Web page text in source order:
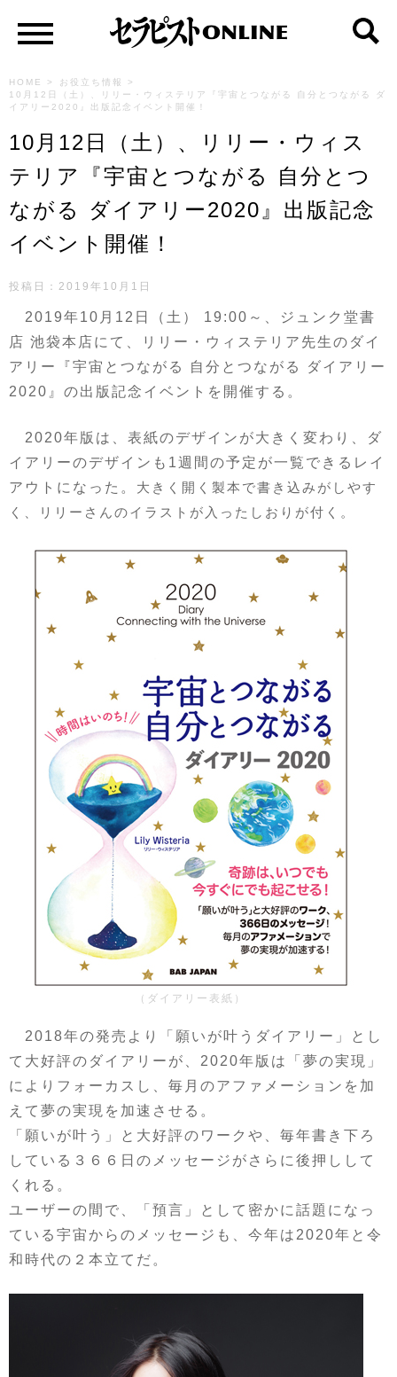
HOME > お役立ち情報
>
10月12日（土）、リリー・ウィステリア『宇宙とつながる 自分とつながる ダ
イアリー2020』出版記念イベント開催！
10月12日（土）、リリー・ウィス
テリア『宇宙とつながる 自分とつ
ながる ダイアリー2020』出版記念
イベント開催！
投稿日：2019年10月1日
2019年10月12日（土） 19:00～、ジュンク堂書
店 池袋本店にて、リリー・ウィステリア先生のダイ
アリー『宇宙とつながる 自分とつながる ダイアリー
2020』の出版記念イベントを開催する。
2020年版は、表紙のデザインが大きく変わり、ダ
イアリーのデザインも1週間の予定が一覧できるレイ
アウトになった。 大きく開く製本で書き込みがしやす
く、リリーさんのイラストが入ったしおりが付く。
（ダイアリー表紙）
2018年の発売より「願いが叶うダイアリー」とし
て大好評のダイアリーが、2020年版は「夢の実現」
によりフォーカスし、毎月のアファメーションを加
えて夢の実現を加速させる。
「願いが叶う」と大好評のワークや、毎年書き下ろ
している３６６日のメッセージがさらに後押しして
くれる。
ユーザーの間で、「預言」として密かに話題になっ
ている宇宙からのメッセージも、今年は2020年と令
和時代の２本立てだ。